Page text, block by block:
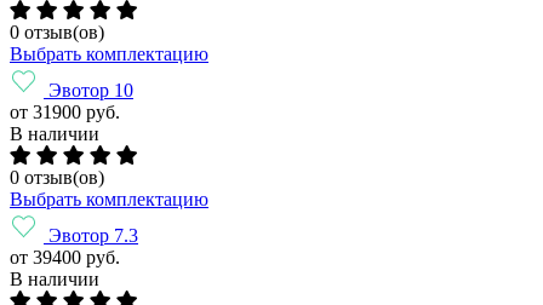
0 отзыв(ов)
Выбрать комплектацию
Эвотор 10
от 31900 руб.
В наличии
0 отзыв(ов)
Выбрать комплектацию
Эвотор 7.3
от 39400 руб.
В наличии